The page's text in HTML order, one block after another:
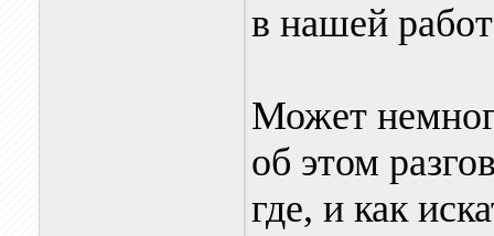
в нашей
Может
об этом
где, и как